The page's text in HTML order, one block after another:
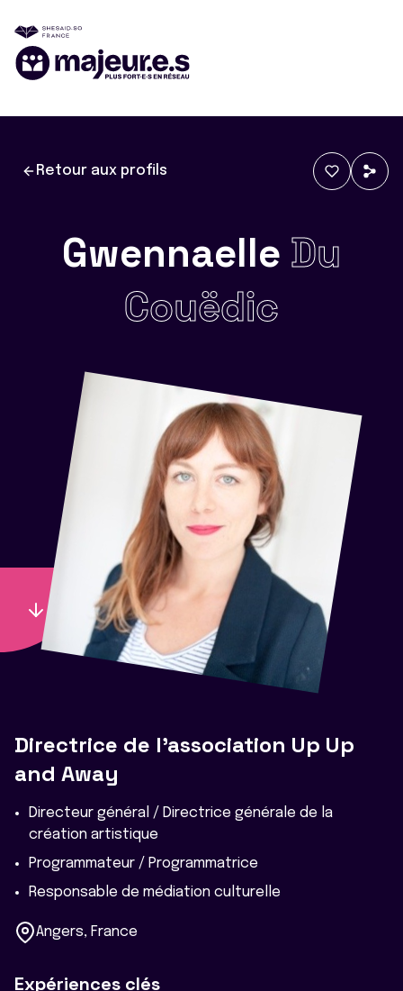
Retour aux profils
Gwennaelle Du
Couëdic
Directrice de l'association Up Up
and Away
Directeur général / Directrice générale de la
création artistique
Programmateur / Programmatrice
Responsable de médiation culturelle
Angers, France
Expériences clés